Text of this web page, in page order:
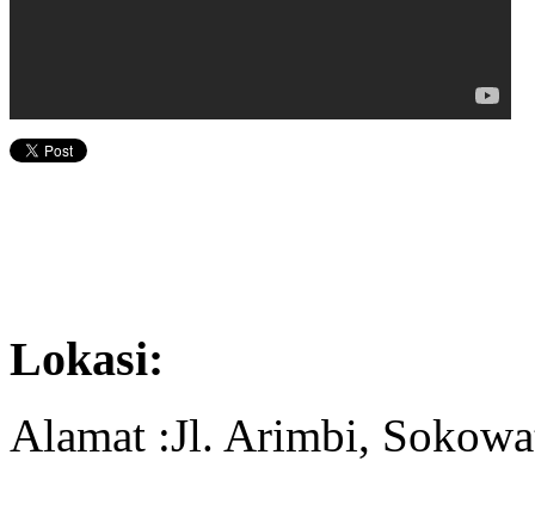
Lokasi:
Alamat :Jl. Arimbi,